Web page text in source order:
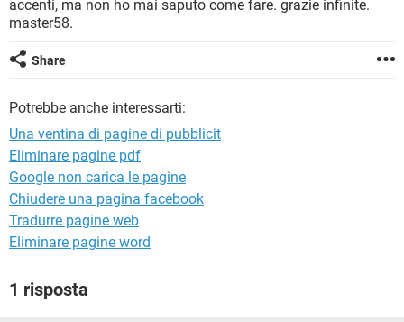
HARDWARE
TIKTOK
HARDWARE
accenti, ma non ho mai saputo come fare. grazie infinite.
master58.
Share
Potrebbe anche interessarti:
Una ventina di pagine di pubblicit
Eliminare pagine pdf
Google non carica le pagine
Chiudere una pagina facebook
Tradurre pagine web
Eliminare pagine word
1 risposta